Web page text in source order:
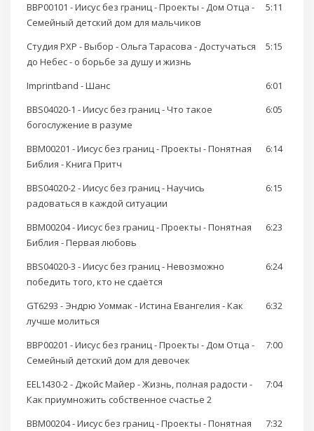
BBP00101 - Иисус без границ - Проекты - Дом Отца -
Семейный детский дом для мальчиков
5:11
Студия РХР - Выбор - Ольга Тарасова - Достучаться
до Небес - о борьбе за душу и жизнь
5:15
Imprintband - Шанс
6:01
BBS04020-1 - Иисус без границ - Что такое
богослужение в разуме
6:05
BBM00201 - Иисус без границ - Проекты - Понятная
Библия - Книга Притч
6:14
BBS04020-2 - Иисус без границ - Научись
радоваться в каждой ситуации
6:15
BBM00204 - Иисус без границ - Проекты - Понятная
Библия - Первая любовь
6:23
BBS04020-3 - Иисус без границ - Невозможно
победить того, кто не сдаётся
6:24
GT6293 - Эндрю Уоммак - Истина Евангелия - Как
лучше молиться
6:32
BBP00201 - Иисус без границ - Проекты - Дом Отца -
Семейный детский дом для девочек
7:00
EEL1430-2 - Джойс Майер - Жизнь, полная радости -
Как приумножить собственное счастье 2
7:04
BBM00204 - Иисус без границ - Проекты - Понятная
7:32